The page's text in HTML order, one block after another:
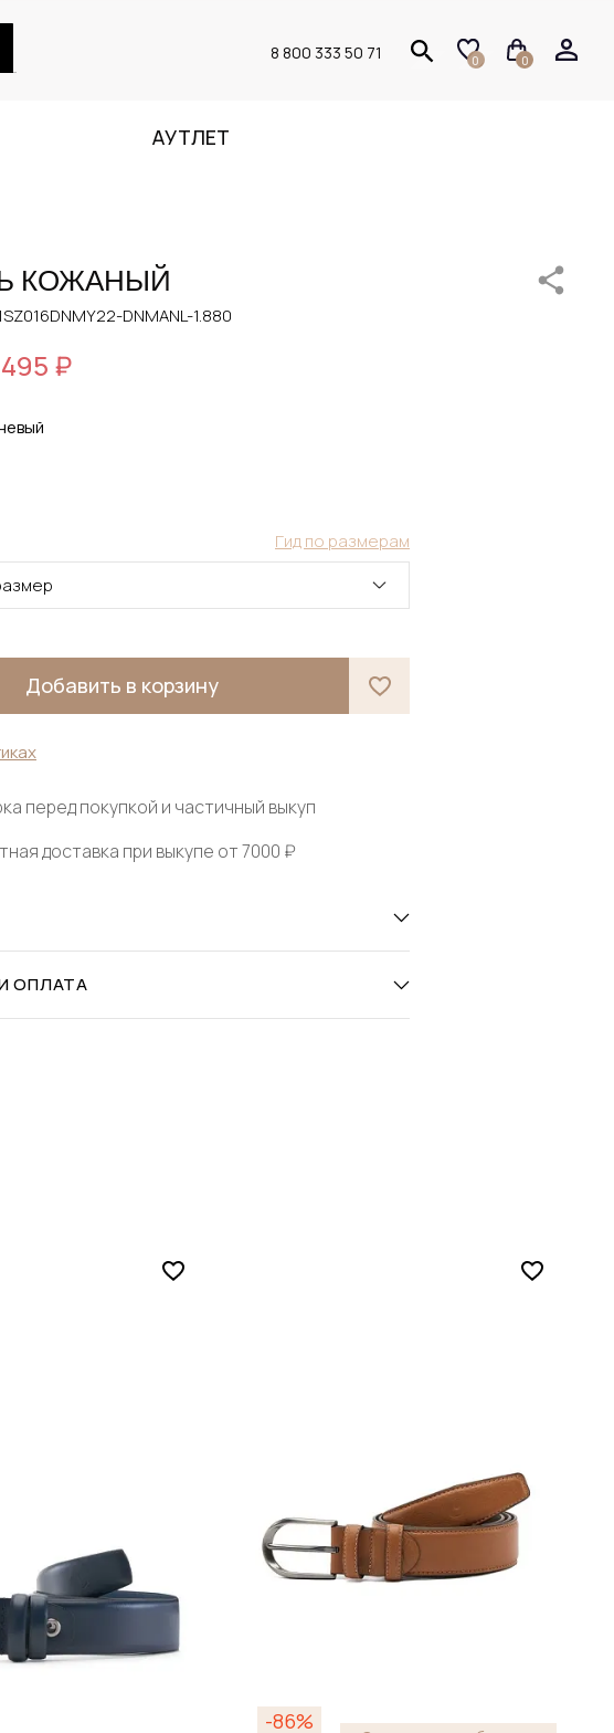
8 800 333 50 71 0 0
АУТЛЕТ
КОЖАНЫЙ
DNMANL-1.880
₽
Гид по размерам
Добавить в корзину
перед покупкой и частичный выкуп
доставка при выкупе от 7000 ₽
ОПЛАТА
-86%